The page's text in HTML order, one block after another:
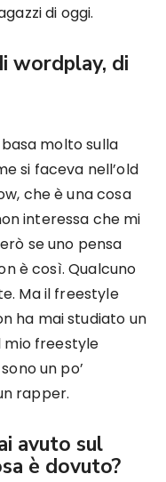
di oggi.
wordplay, di
molto sulla
si faceva nell’old
che è una cosa
interessa che mi
se uno pensa
è così. Qualcuno
Ma il freestyle
ha mai studiato un
mio freestyle
un po’
rapper.
avuto sul
è dovuto?